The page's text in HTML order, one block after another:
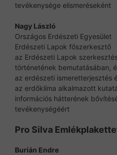
tevékenysége elismeréseként
Nagy László
Országos Erdészeti Egyesület
Erdészeti Lapok főszerkesztő
az Erdészeti Lapok
történetének bemutatásában,
az erdészeti ismeretterjesztés
az erdőklíma alkalmazott
információs hátterének
tevékenységéért
Pro Silva
Burián Endre